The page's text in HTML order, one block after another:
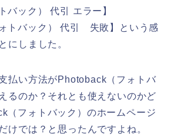
バック） 代引 エラー】
トバック） 代引 失敗】という感
にしました。
払い方法がPhotoback（フォトバ
るのか？それとも使えないのかど
（フォトバック）のホームページ
けでは？と思ったんですよね。